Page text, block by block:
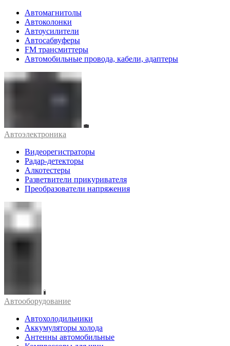
Автомагнитолы
Автоколонки
Автоусилители
Автосабвуферы
FM трансмиттеры
Автомобильные провода, кабели, адаптеры
Автоэлектроника
Видеорегистраторы
Радар-детекторы
Алкотестеры
Разветвители прикуривателя
Преобразователи напряжения
Автооборудование
Автохолодильники
Аккумуляторы холода
Антенны автомобильные